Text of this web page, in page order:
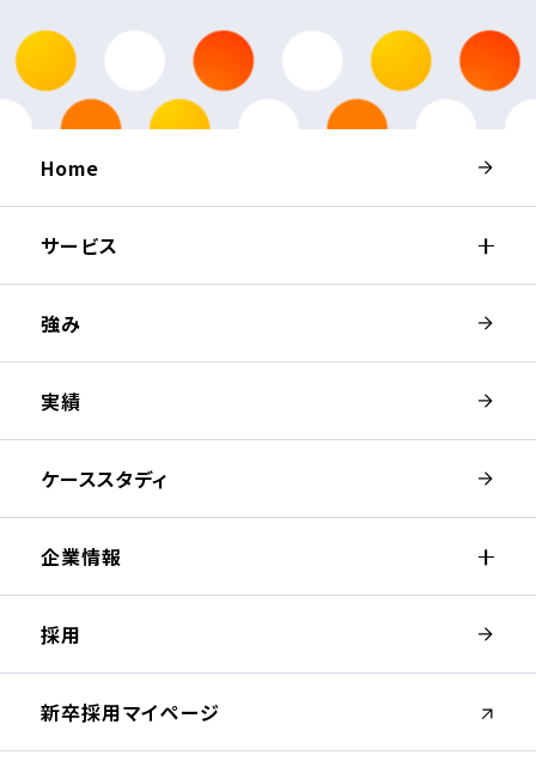
Home
サービス
強み
実績
ケーススタディ
企業情報
採用
新卒採用マイページ
（新しいウィンドウが開きます）